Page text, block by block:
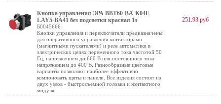
Кнопка управления ЭРА BBT60-BA-K04E
LAY5-BA41 без подсветки красная 1з
Б0045666
Кнопки управления и переключатели предназначены
для оперативного управления контакторами
(магнитными пускателями) и реле автоматики в
электрических цепях переменного тока частотой 50
Гц, напряжением до 660 В или постоянного тока
напряжением до 400 В. Разнообразные цветовые
варианты позволяют наиболее эффективно
компоновать щиты и панели. Все изделия состоят из
двух узлов - быстросъемной головки и контактного
модуля
251.93 руб